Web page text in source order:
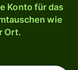
Konto für das
wie
Ort.